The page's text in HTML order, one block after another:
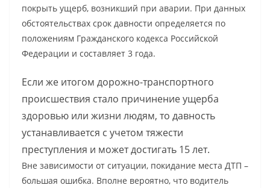
покрыть ущерб, возникший при аварии. При данных
обстоятельствах срок давности определяется по
положениям Гражданского кодекса Российской
Федерации и составляет 3 года.
Если же итогом дорожно-транспортного
происшествия стало причинение ущерба
здоровью или жизни людям, то давность
устанавливается с учетом тяжести
преступления и может достигать 15 лет.
Вне зависимости от ситуации, покидание места ДТП –
большая ошибка. Вполне вероятно, что водитель